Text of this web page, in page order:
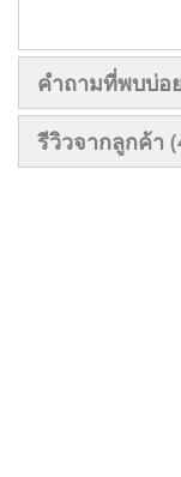
คำถามที่พบบ่อ
รีวิวจากลูกค้า